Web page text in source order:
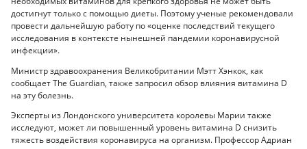
достигнут только с помощью диеты. Поэтому ученые рекомендовали
провести дальнейшую работу по «оценке последствий текущего
исследования в контексте нынешней пандемии коронавирусной
инфекции».
Министр здравоохранения Великобритании Мэтт Хэнкок, как
сообщает The Guardian, также запросил обзор влияния витамина D
на эту болезнь.
Эксперты из Лондонского университета королевы Марии также
исследуют, может ли повышенный уровень витамина D снизить
тяжесть воздействия коронавируса на организм. Профессор Адриан